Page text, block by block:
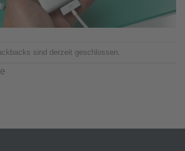
sind derzeit geschlossen.